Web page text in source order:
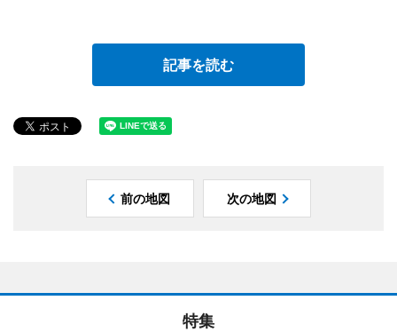
記事を読む
前の地図 次の地図
特集